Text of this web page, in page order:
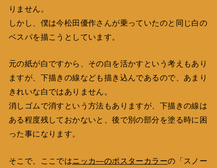
りません。
しかし、僕は今松田優作さんが乗っていたのと同じ白の
ベスパを描こうとしています。
元の紙が白ですから、その白を活かすという考えもあり
ますが、下描きの線なども描き込んであるので、あまり
きれいな白ではありません。
消しゴムで消すという方法もありますが、下描きの線は
ある程度残しておかないと、後で別の部分を塗る時に困
った事になります。
そこで、ここではニッカ―のポスターカラーの「スノー